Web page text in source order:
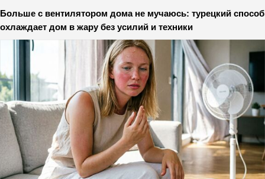
Больше с вентилятором дома не мучаюсь: турецкий способ
охлаждает дом в жару без усилий и техники